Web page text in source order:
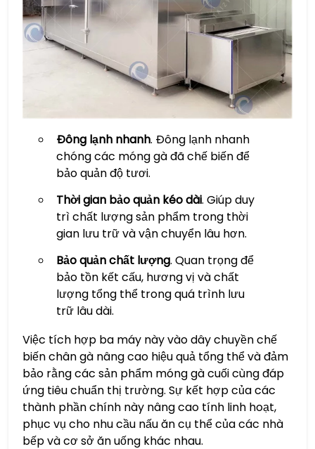
Đông lạnh nhanh. Đông lạnh nhanh
chóng các móng gà đã chế biến để
bảo quản độ tươi.
Thời gian bảo quản kéo dài. Giúp duy
trì chất lượng sản phẩm trong thời
gian lưu trữ và vận chuyển lâu hơn.
Bảo quản chất lượng. Quan trọng để
bảo tồn kết cấu, hương vị và chất
lượng tổng thể trong quá trình lưu
trữ lâu dài.
Việc tích hợp ba máy này vào dây chuyền chế
biến chân gà nâng cao hiệu quả tổng thể và đảm
bảo rằng các sản phẩm móng gà cuối cùng đáp
ứng tiêu chuẩn thị trường. Sự kết hợp của các
thành phần chính này nâng cao tính linh hoạt,
phục vụ cho nhu cầu nấu ăn cụ thể của các nhà
bếp và cơ sở ăn uống khác nhau.